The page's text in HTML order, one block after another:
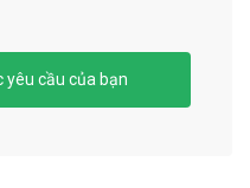
yêu cầu của bạn